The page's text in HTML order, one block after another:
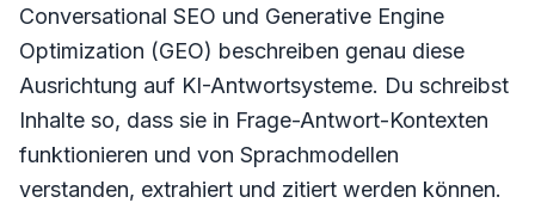
Conversational SEO und Generative Engine
Optimization (GEO) beschreiben genau diese
Ausrichtung auf KI-Antwortsysteme. Du schreibst
Inhalte so, dass sie in Frage-Antwort-Kontexten
funktionieren und von Sprachmodellen
verstanden, extrahiert und zitiert werden können.